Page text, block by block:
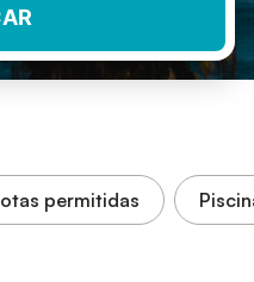
permitidas